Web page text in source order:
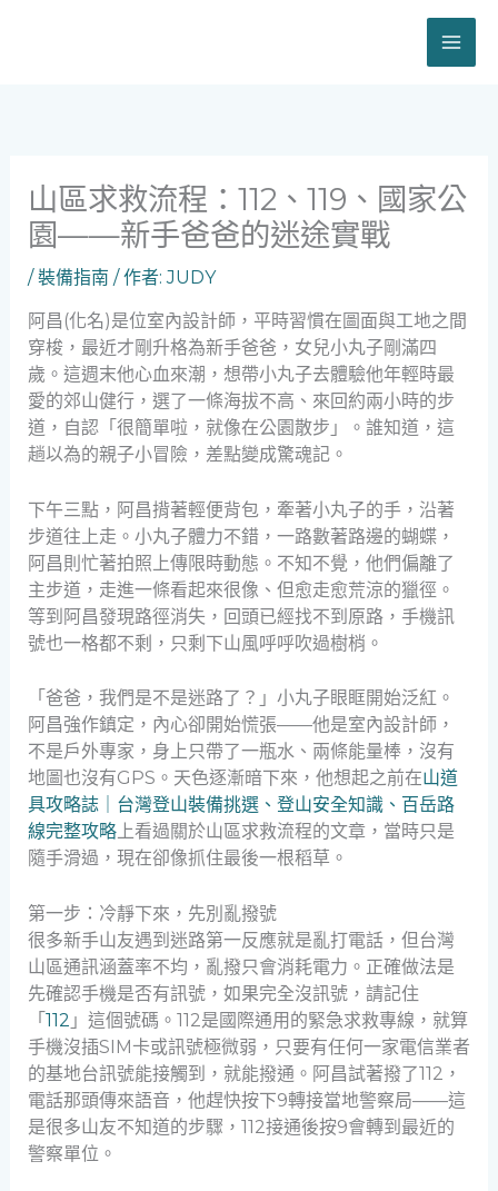
山區求救流程：112、119、國家公
園——新手爸爸的迷途實戰
/裝備指南 / 作者:JUDY
阿昌(化名)是位室內設計師，平時習慣在圖面與工地之間
穿梭，最近才剛升格為新手爸爸，女兒小丸子剛滿四
歲。這週末他心血來潮，想帶小丸子去體驗他年輕時最
愛的郊山健行，選了一條海拔不高、來回約兩小時的步
道，自認「很簡單啦，就像在公園散步」。誰知道，這
趟以為的親子小冒險，差點變成驚魂記。
下午三點，阿昌揹著輕便背包，牽著小丸子的手，沿著
步道往上走。小丸子體力不錯，一路數著路邊的蝴蝶，
阿昌則忙著拍照上傳限時動態。不知不覺，他們偏離了
主步道，走進一條看起來很像、但愈走愈荒涼的獵徑。
等到阿昌發現路徑消失，回頭已經找不到原路，手機訊
號也一格都不剩，只剩下山風呼呼吹過樹梢。
「爸爸，我們是不是迷路了？」小丸子眼眶開始泛紅。
阿昌強作鎮定，內心卻開始慌張——他是室內設計師，
不是戶外專家，身上只帶了一瓶水、兩條能量棒，沒有
地圖也沒有GPS。天色逐漸暗下來，他想起之前在山道
具攻略誌｜台灣登山裝備挑選、登山安全知識、百岳路
線完整攻略上看過關於山區求救流程的文章，當時只是
隨手滑過，現在卻像抓住最後一根稻草。
第一步：冷靜下來，先別亂撥號
很多新手山友遇到迷路第一反應就是亂打電話，但台灣
山區通訊涵蓋率不均，亂撥只會消耗電力。正確做法是
先確認手機是否有訊號，如果完全沒訊號，請記住
「 112 」這個號碼。112是國際通用的緊急求救專線，就算
手機沒插SIM卡或訊號極微弱，只要有任何一家電信業者
的基地台訊號能接觸到，就能撥通。阿昌試著撥了112，
電話那頭傳來語音，他趕快按下9轉接當地警察局——這
是很多山友不知道的步驟，112接通後按9會轉到最近的
警察單位。